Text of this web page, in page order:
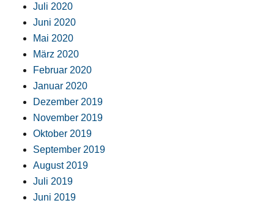
Juli 2020
Juni 2020
Mai 2020
März 2020
Februar 2020
Januar 2020
Dezember 2019
November 2019
Oktober 2019
September 2019
August 2019
Juli 2019
Juni 2019